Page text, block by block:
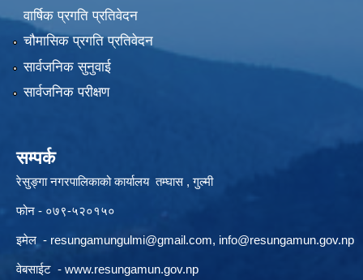
वार्षिक प्रगति प्रतिवेदन
चौमासिक प्रगति प्रतिवेदन
सार्वजनिक सुनुवाई
सार्वजनिक परीक्षण
सम्पर्क
रेसुङ्गा नगरपालिकाको कार्यालय तम्घास , गुल्मी
फोन - ०७९-५२०१५०
इमेल - resungamungulmi@gmail.com, info@resungamun.gov.np
वेबसाईट - www.resungamun.gov.np